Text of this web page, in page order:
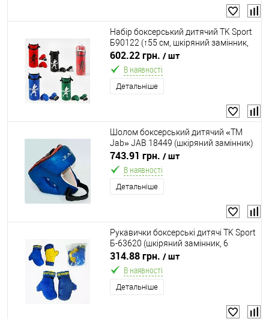
Набір боксерський дитячий TK Sport
Б90122 (↑55 см, шкіряний замінник,
наповнювач: тирса, в комплекті
рукавички, 4 кольори)
602.22 грн. / шт
В наявності
Детальніше
Шолом боксерський дитячий «ТМ
Jab» JAB 18449 (шкіряний замінник)
743.91 грн. / шт
В наявності
Детальніше
Рукавички боксерські дитячі TK Sport
Б-63620 (шкіряний замінник, 6
унцій/170 грамм)
314.88 грн. / шт
В наявності
Детальніше